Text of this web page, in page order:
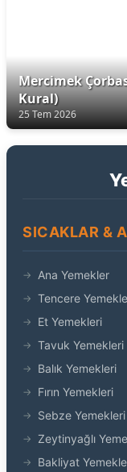
Mercimek
Kural)
25 Tem 2026
SICAKLAR &
Ana Yemekler
Tencere
Et Yemekleri
Tavuk Yemekleri
Balık Yemekleri
Fırın Yemekleri
Sebze Yemekleri
Zeytinyağlı
Bakliyat